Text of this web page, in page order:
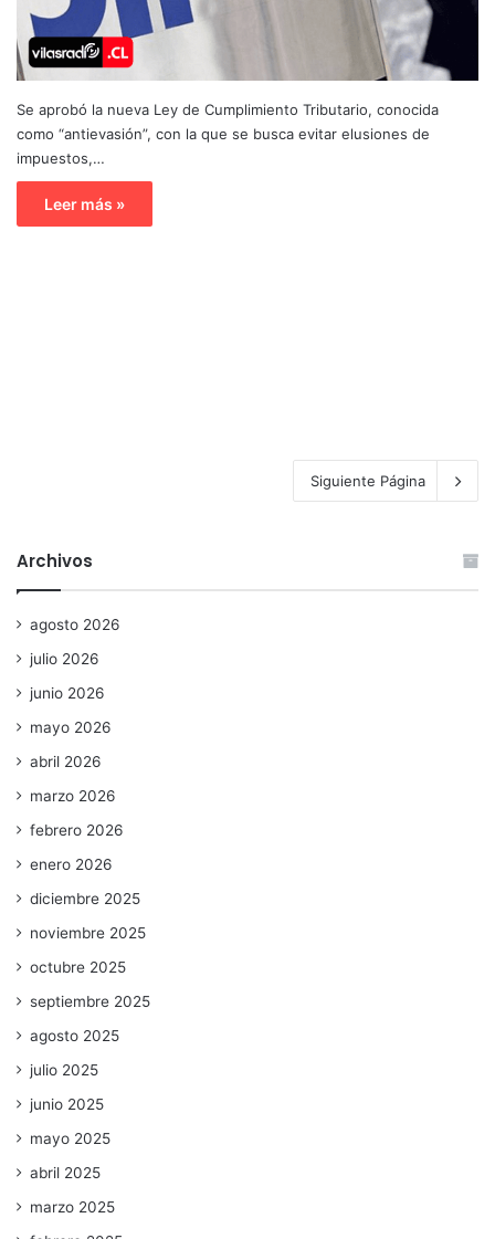
Se aprobó la nueva Ley de Cumplimiento Tributario, conocida
como “antievasión”, con la que se busca evitar elusiones de
impuestos,…
Leer más »
Siguiente Página
Archivos
agosto 2026
julio 2026
junio 2026
mayo 2026
abril 2026
marzo 2026
febrero 2026
enero 2026
diciembre 2025
noviembre 2025
octubre 2025
septiembre 2025
agosto 2025
julio 2025
junio 2025
mayo 2025
abril 2025
marzo 2025